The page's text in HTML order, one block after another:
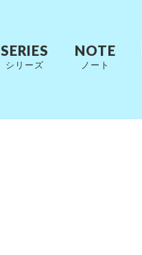
SERIES
シリーズ
NOTE
ノート